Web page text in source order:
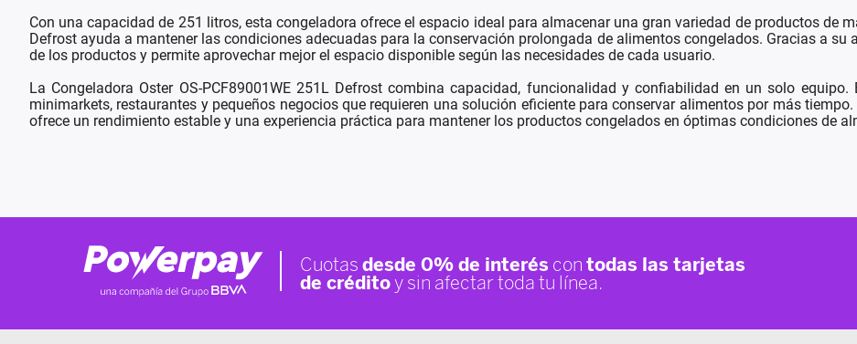
Con una capacidad de 251 litros, esta congeladora ofrece el espacio ideal para almacenar una gran variedad de productos de
Defrost ayuda a mantener las condiciones adecuadas para la conservación prolongada de alimentos congelados. Gracias a
de los productos y permite aprovechar mejor el espacio disponible según las necesidades de cada usuario.
La Congeladora Oster OS-PCF89001WE 251L Defrost combina capacidad, funcionalidad y confiabilidad en un solo
minimarkets, restaurantes y pequeños negocios que requieren una solución eficiente para conservar alimentos por más
ofrece un rendimiento estable y una experiencia práctica para mantener los productos congelados en óptimas condiciones de